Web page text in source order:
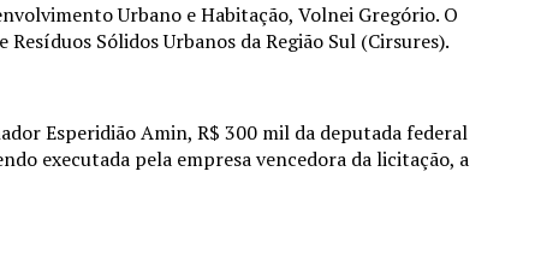
Urbano e Habitação, Volnei Gregório. O
Sólidos Urbanos da Região Sul (Cirsures).
Esperidião Amin, R$ 300 mil da deputada federal
executada pela empresa vencedora da licitação, a